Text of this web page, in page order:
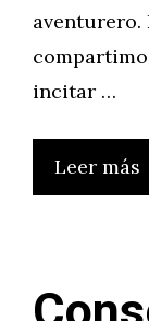
aventurero.
incitar …
Leer más